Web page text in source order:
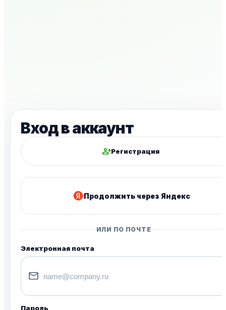
Вход в аккаунт
person_addРегистрация
Продолжить через Яндекс
ИЛИ ПО ПОЧТЕ
Электронная почта
mail
Пароль